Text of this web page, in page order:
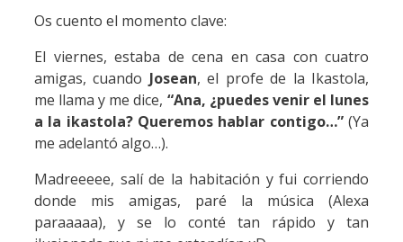
Os cuento el momento clave:
El viernes, estaba de cena en casa con cuatro
amigas, cuando Josean, el profe de la Ikastola,
me llama y me dice, “Ana, ¿puedes venir el lunes
a la ikastola? Queremos hablar contigo…”(Ya
me adelantó algo…).
Madreeeee, salí de la habitación y fui corriendo
donde mis amigas, paré la música (Alexa
paraaaaa), y se lo conté tan rápido y tan